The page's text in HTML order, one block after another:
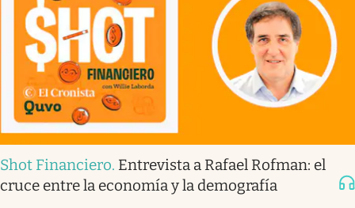
Shot Financiero. Entrevista a Rafael Rofman: el
cruce entre la economía y la demografía